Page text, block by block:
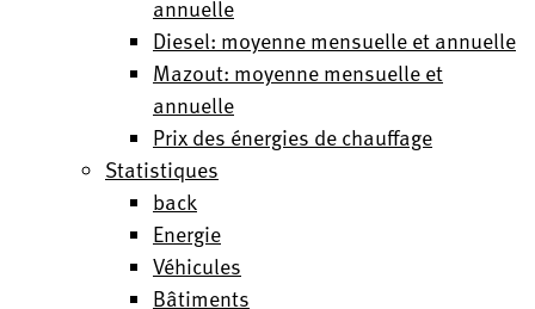
annuelle
Diesel: moyenne mensuelle et annuelle
Mazout: moyenne mensuelle et
annuelle
Prix des énergies de chauffage
Statistiques
back
Energie
Véhicules
Bâtiments